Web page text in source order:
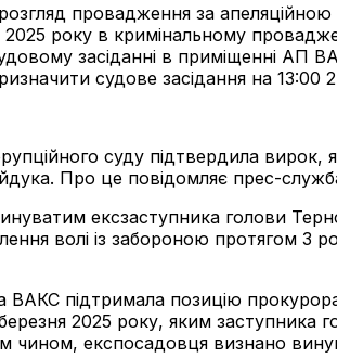
провадження за
2025 року в кримінальному
засіданні в приміщенні АП
судове засідання на 13:00
суду підтвердила вирок,
Про це повідомляє прес-
ексзаступника голови
волі із забороною протягом 3
ВАКС підтримала позицію
2025 року, яким заступника
чином, експосадовця визнано